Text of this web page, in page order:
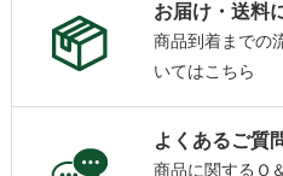
お届け・送料
商品到着までの
いてはこちら
よくあるご質
商品に関するＱ